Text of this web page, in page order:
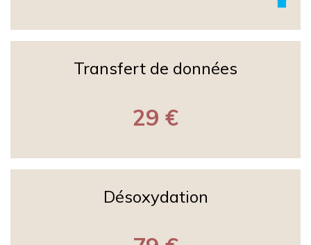
Transfert de données
29 €
Désoxydation